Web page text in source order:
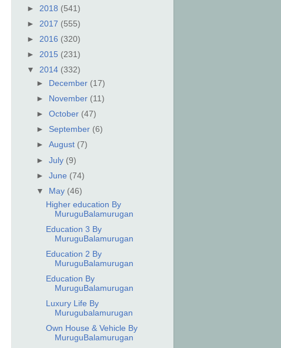
► 2018 (541)
► 2017 (555)
► 2016 (320)
► 2015 (231)
▼ 2014 (332)
►
December (17)
►
November (11)
► October (47)
► September (6)
► August (7)
► July (9)
► June (74)
▼
May (46)
Higher education By
MuruguBalamurugan
Education 3 By
MuruguBalamurugan
Education 2 By
MuruguBalamurugan
Education By
MuruguBalamurugan
Luxury Life By
Murugubalamurugan
Own House & Vehicle By
MuruguBalamurugan